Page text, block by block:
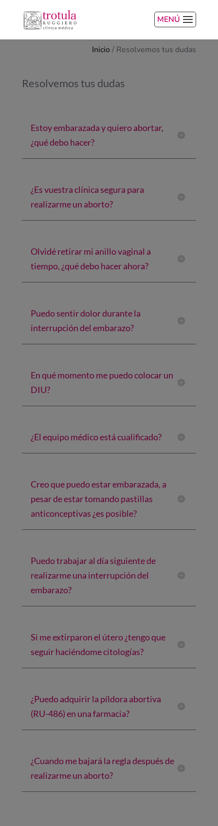
MENÚ
Inicio/ Resolvemos tus dudas
Resolvemos tus dudas
Estoy embarazada y quiero abortar,
¿qué debo hacer?
¿Es vuestra clínica segura para
realizarme un aborto?
Olvidé retirar mi anillo vaginal a
tiempo, ¿qué debo hacer ahora?
Puedo sentir dolor durante la
interrupción del embarazo?
En qué momento me puedo colocar un
DIU?
¿El equipo médico está cualificado?
Creo que puedo estar embarazada, a
pesar de estar tomando pastillas
anticonceptivas ¿es posible?
Puedo trabajar al día siguiente de
realizarme una interrupción del
embarazo?
Si me extirparon el útero ¿tengo que
seguir haciéndome citologías?
¿Puedo adquirir la píldora abortiva
(RU-486) en una farmacia?
¿Cuando me bajará la regla después de
realizarme un aborto?